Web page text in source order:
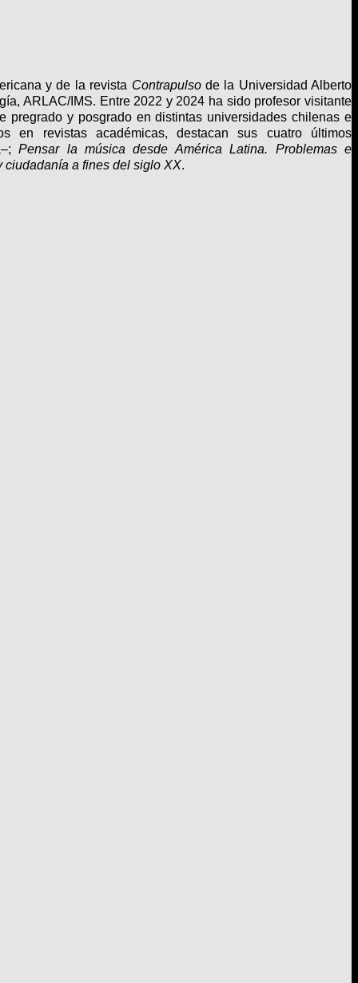
y de la revista Contrapulso de la Universidad Alberto
ARLAC/IMS. Entre 2022 y 2024 ha sido profesor visitante
y posgrado en distintas universidades chilenas e
en
revistas académicas, destacan sus cuatro
últimos
Pensar la música desde América Latina. Problemas e
ciudadanía a fines del siglo XX.